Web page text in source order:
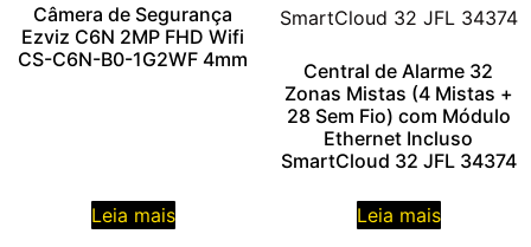
Câmera de Segurança
Ezviz C6N 2MP FHD Wifi
CS-C6N-B0-1G2WF 4mm
Leia mais
Central de Alarme 32
Zonas Mistas (4 Mistas +
28 Sem Fio) com Módulo
Ethernet Incluso
SmartCloud 32 JFL 34374
Leia mais